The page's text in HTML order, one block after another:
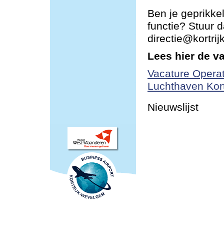
Ben je
functie? Stuur
Lees hier de
Vacature
Luchthaven
Nieuwslijst